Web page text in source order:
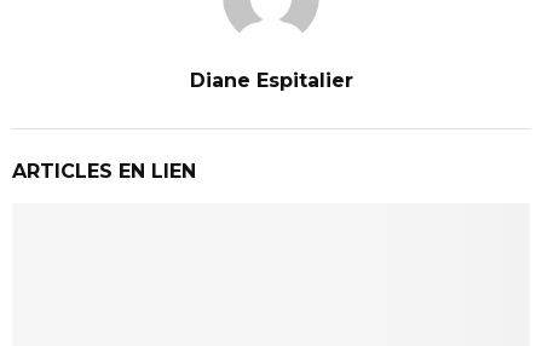
Diane Espitalier
ARTICLES EN LIEN